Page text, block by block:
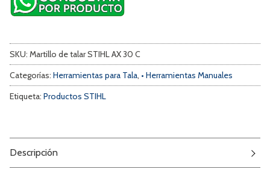
SKU: Martillo de talar STIHL AX 30 C
Categorías: Herramientas para Tala, • Herramientas Manuales
Etiqueta: Productos STIHL
Descripción